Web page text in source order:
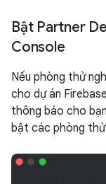
Bật Partner
Console
Nếu phòng thử
cho dự án
thông báo cho
bật các phòng